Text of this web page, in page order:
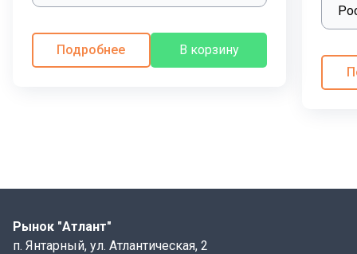
Подробнее В корзину
Рынок "Атлант"
п. Янтарный, ул. Атлантическая, 2